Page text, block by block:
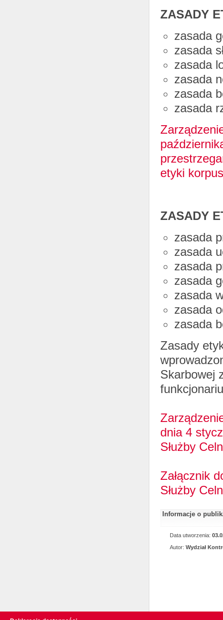
ZASADY
zasada
zasada
zasada
zasada
zasada
zasada
etyki
ZASADY
zasada
zasada
zasada
zasada
zasada
zasada
zasada
Zasady
Skarbowej
dnia 4
Służby
Załącznik
Służby
Informacje o
Data utworzenia:
Autor: Wydział